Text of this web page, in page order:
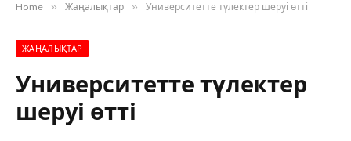
Home » Жаңалықтар » Университетте түлектер шеруі өтті
ЖАҢАЛЫҚТАР
Университетте түлектер
шеруі өтті